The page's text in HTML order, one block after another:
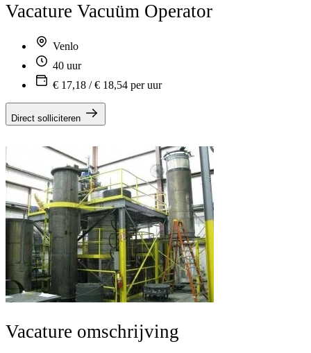
Vacature Vacuüm Operator
Venlo
40 uur
€ 17,18 / € 18,54 per uur
Direct solliciteren
Vacature omschrijving